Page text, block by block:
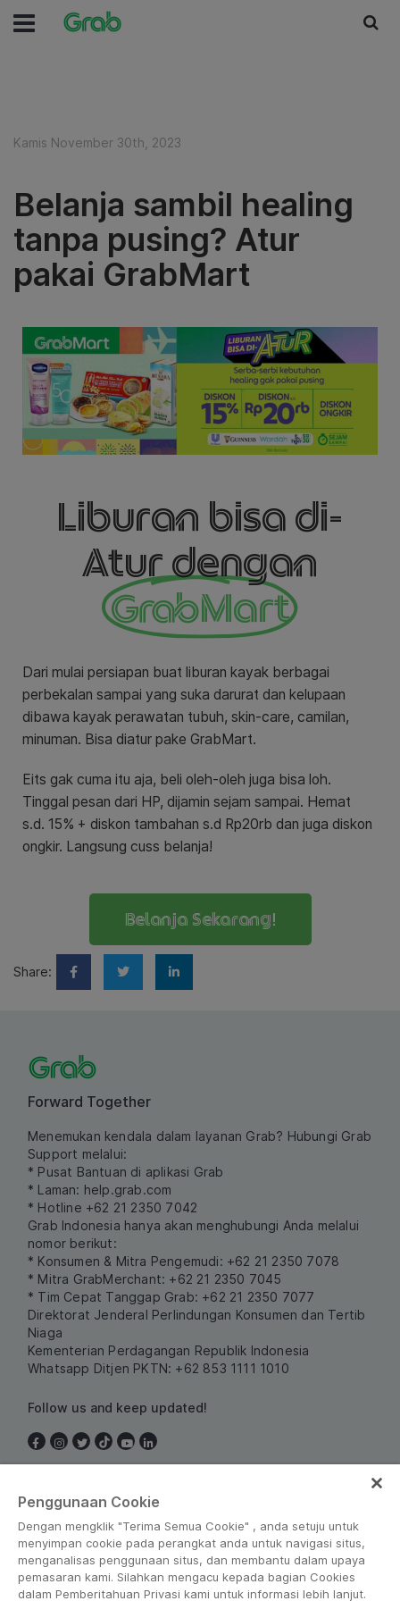
Kamis November 30th, 2023
Belanja sambil healing
tanpa pusing? Atur
pakai GrabMart
Liburan bisa di-
Atur dengan
GrabMart
Dari mulai persiapan buat liburan kayak berbagai
perbekalan sampai yang suka darurat dan kelupaan
dibawa kayak perawatan tubuh, skin-care, camilan,
minuman. Bisa diatur pake GrabMart.
Eits gak cuma itu aja, beli oleh-oleh juga bisa loh.
Tinggal pesan dari HP, dijamin sejam sampai. Hemat
s.d. 15% + diskon tambahan s.d Rp20rb dan juga diskon
ongkir. Langsung cuss belanja!
Belanja Sekarang!
Share:
Forward Together
Menemukan kendala dalam layanan Grab? Hubungi Grab
Support melalui:
* Pusat Bantuan di aplikasi Grab
* Laman: help.grab.com
* Hotline +62 21 2350 7042
Grab Indonesia hanya akan menghubungi Anda melalui
nomor berikut:
* Konsumen & Mitra Pengemudi: +62 21 2350 7078
* Mitra GrabMerchant: +62 21 2350 7045
* Tim Cepat Tanggap Grab: +62 21 2350 7077
Direktorat Jenderal Perlindungan Konsumen dan Tertib
Niaga
Kementerian Perdagangan Republik Indonesia
Whatsapp Ditjen PKTN: +62 853 1111 1010
Follow us and keep updated!
Penggunaan Cookie
Dengan mengklik "Terima Semua Cookie" , anda setuju untuk
menyimpan cookie pada perangkat anda untuk navigasi situs,
menganalisas penggunaan situs, dan membantu dalam upaya
pemasaran kami. Silahkan mengacu kepada bagian Cookies
dalam Pemberitahuan Privasi kami untuk informasi lebih lanjut.